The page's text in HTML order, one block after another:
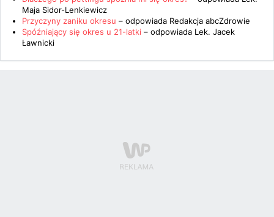
Maja Sidor-Lenkiewicz
Przyczyny zaniku okresu – odpowiada Redakcja abcZdrowie
Spóźniający się okres u 21-latki – odpowiada Lek. Jacek
Ławnicki